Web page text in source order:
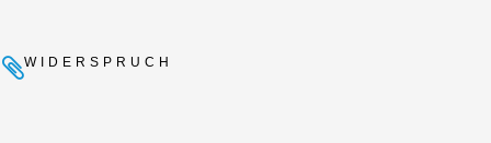
WIDERSPRUCH